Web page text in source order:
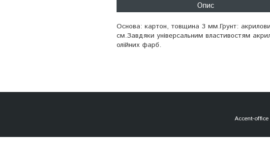
Опис
Основа: картон, товщина 3 мм.Грунт:
см.Завдяки універсальним властивостям
олійних фарб.